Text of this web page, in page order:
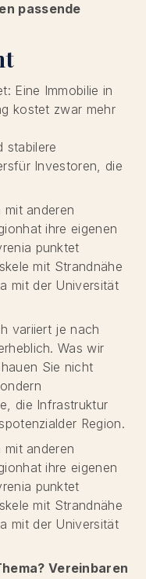
passende
Eine Immobilie in
kostet zwar mehr
stabilere
Investoren, die
mit anderen
ihre eigenen
punktet
mit Strandnähe
mit der Universität
variiert je nach
Was wir
Sie nicht
die Infrastruktur
Region.
mit anderen
ihre eigenen
punktet
mit Strandnähe
mit der Universität
Vereinbaren